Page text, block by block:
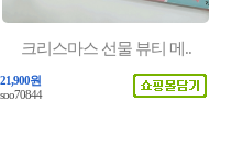
크리스마스 선물 뷰티 메..
21,900원
soo70844